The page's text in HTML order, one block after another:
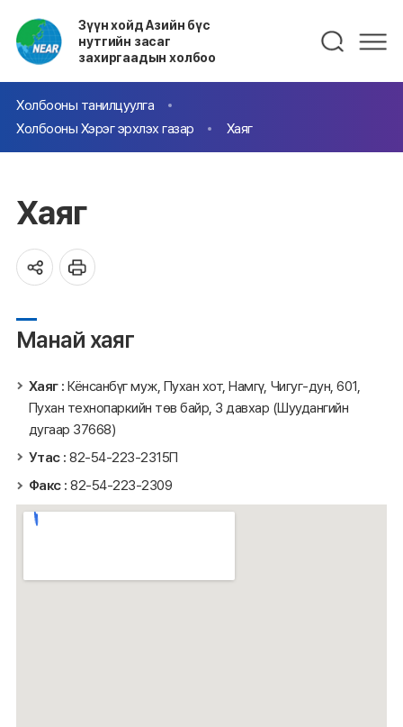
Зүүн хойд Азийн бүс
нутгийн засаг
захиргаадын холбоо
Холбооны танилцуулга
Холбооны Хэрэг эрхлэх газар
Хаяг
Хаяг
Манай хаяг
Хаяг : Кёнсанбүг муж, Пухан хот, Намгү, Чигуг-дун, 601,
Пухан технопаркийн төв байр, 3 давхар (Шуудангийн
дугаар 37668)
Утас : 82-54-223-2315П
Факс : 82-54-223-2309